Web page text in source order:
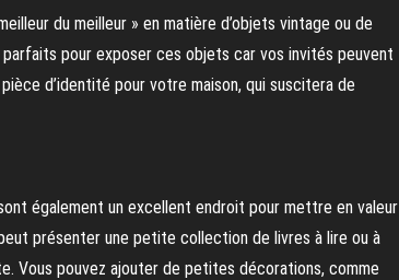
du meilleur » en matière d’objets vintage ou de
pour exposer ces objets car vos invités peuvent
d’identité pour votre maison, qui suscitera de
également un excellent endroit pour mettre en valeur
présenter une petite collection de livres à lire ou à
Vous pouvez ajouter de petites décorations, comme